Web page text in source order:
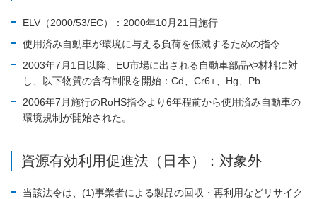
ELV（2000/53/EC）：2000年10月21日施行
使用済み自動車が環境に与える負荷を低減するための指令
2003年7月1日以降、EU市場に出される自動車部品や材料に対
し、以下物質の含有制限を開始：Cd、Cr6+、Hg、Pb
2006年7月施行のRoHS指令より6年程前から使用済み自動車の
環境規制が開始された。
資源有効利用促進法（日本）：対象外
当該法令は、(1)事業者による製品の回収・再利用などリサイク